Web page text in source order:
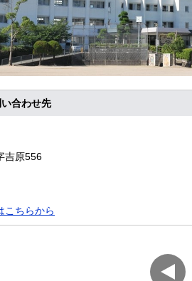
合わせ先
吉原556
こちらから